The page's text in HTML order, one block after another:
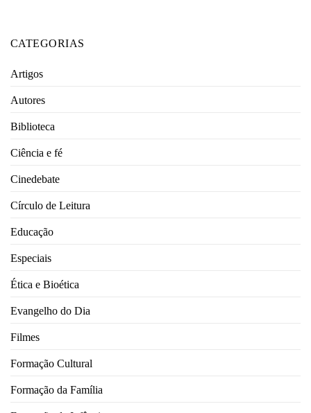
CATEGORIAS
Artigos
Autores
Biblioteca
Ciência e fé
Cinedebate
Círculo de Leitura
Educação
Especiais
Ética e Bioética
Evangelho do Dia
Filmes
Formação Cultural
Formação da Família